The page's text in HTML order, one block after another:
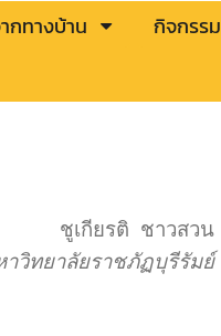
กทางบ้าน
กิจกรรม
ชูเกียรติ ชาวสวน
าวิทยาลัยราชภัฏบุรีรัมย์